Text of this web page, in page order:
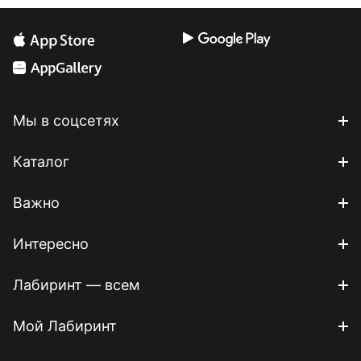
Мы в соцсетях
Каталог
Важно
Интересно
Лабиринт — всем
Мой Лабиринт